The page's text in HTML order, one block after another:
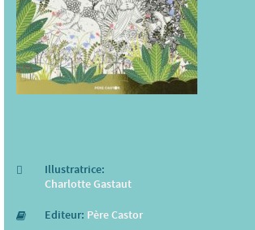
Illustratrice:
Charlotte Gastaut
Editeur: Père Castor